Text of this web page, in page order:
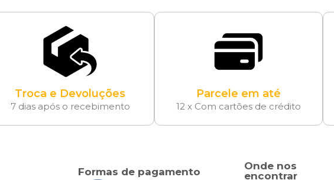
Troca e Devoluções
7 dias após o recebimento
Parcele em até
12 x Com cartões de crédito
Formas de pagamento
Onde nos
encontrar